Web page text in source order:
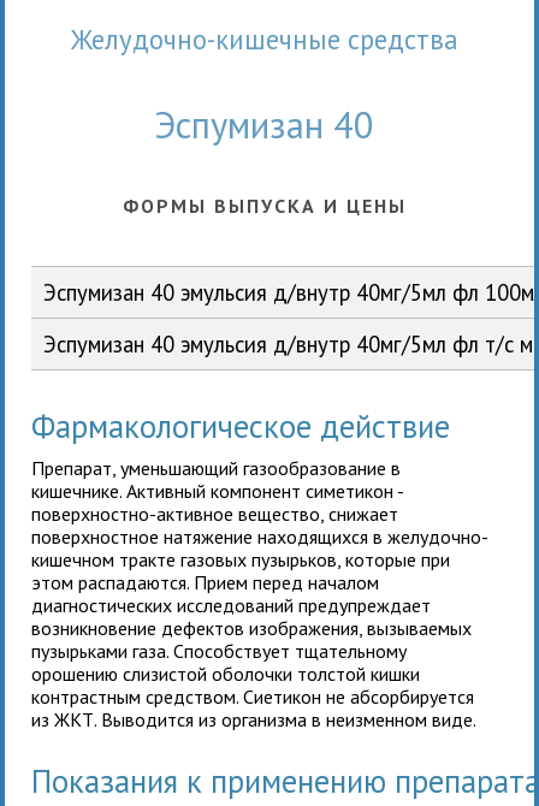
Желудочно-кишечные средства
Эспумизан 40
ФОРМЫ ВЫПУСКА И ЦЕНЫ
Эспумизан 40 эмульсия д/внутр 40мг/5мл фл
Эспумизан 40 эмульсия д/внутр 40мг/5мл фл т/с
Фармакологическое действие
Препарат, уменьшающий газообразование в
кишечнике. Активный компонент симетикон -
поверхностно-активное вещество, снижает
поверхностное натяжение находящихся в желудочно-
кишечном тракте газовых пузырьков, которые при
этом распадаются. Приемперед началом
диагностических исследований предупреждает
возникновение дефектов изображения, вызываемых
пузырьками газа. Способствует тщательному
орошению слизистой оболочки толстой кишки
контрастным средством. Сиетикон не абсорбируется
из ЖКТ. Выводится из организма в неизменном виде.
Показания к применению